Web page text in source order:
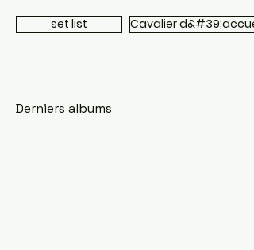
set list Cavalier
Derniers albums